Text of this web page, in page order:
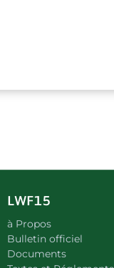
LWF15
à Propos
Bulletin officiel
Documents